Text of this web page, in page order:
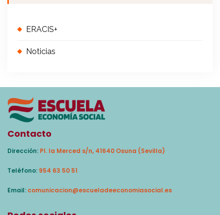
ERACIS+
Noticias
Contacto
Dirección: Pl. la Merced s/n, 41640 Osuna (Sevilla)
Teléfono: 954 63 50 51
Email: comunicacion@escueladeeconomiasocial.es